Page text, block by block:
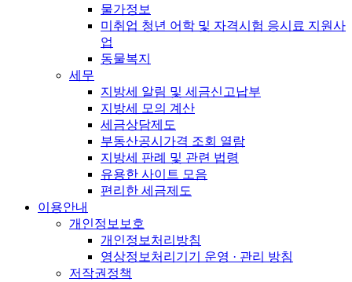
물가정보
미취업 청년 어학 및 자격시험 응시료 지원사
업
동물복지
세무
지방세 알림 및 세금신고납부
지방세 모의 계산
세금상담제도
부동산공시가격 조회 열람
지방세 판례 및 관련 법령
유용한 사이트 모음
편리한 세금제도
이용안내
개인정보보호
개인정보처리방침
영상정보처리기기 운영 · 관리 방침
저작권정책